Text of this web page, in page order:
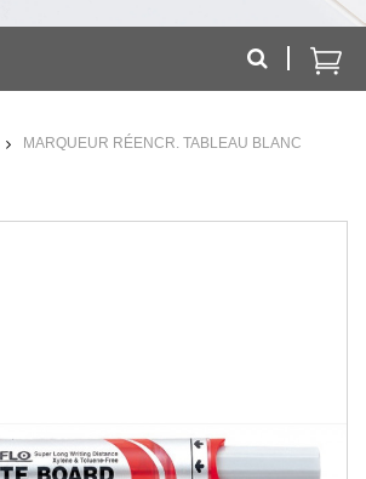
MARQUEUR RÉENCR. TABLEAU BLANC